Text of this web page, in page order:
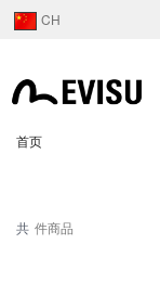
CH
首页
共 件商品